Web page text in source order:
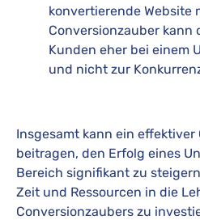
konvertierende Website
Conversionzauber kann
Kunden eher bei einem
und nicht zur
Insgesamt kann ein
beitragen, den Erfolg eines
Bereich signifikant zu
Zeit und Ressourcen in die
Conversionzaubers zu